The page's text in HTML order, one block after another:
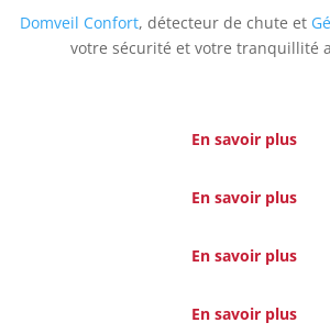
Domveil Confort, détecteur de chute et
votre sécurité et votre tranquillité
En savoir plus
En savoir plus
En savoir plus
En savoir plus